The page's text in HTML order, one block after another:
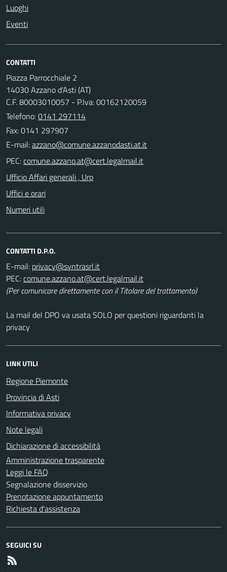
Luoghi
Eventi
CONTATTI
Piazza Parrocchiale 2
14030 Azzano d'Asti (AT)
C.F. 80003010057 - P.Iva: 00162120059
Telefono:0141 297114
Fax: 0141 297907
E-mail:
PEC:
Ufficio Affari generali , Urp
Uffici e orari
Numeri utili
CONTATTI D.P.O.
E-mail:
PEC:
(Per comunicare direttamente con il Titolare del trattamento)
La mail del DPO va usata SOLO per questioni riguardanti la
privacy
LINK UTILI
Regione Piemonte
Provincia di Asti
Informativa privacy
Note legali
Dichiarazione di accessibilità
Amministrazione trasparente
Leggi le FAQ
Segnalazione disservizio
Prenotazione appuntamento
Richiesta d'assistenza
SEGUICI SU